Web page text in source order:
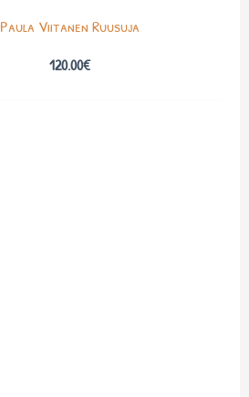
Paula Viitanen Ruusuja
120.00€